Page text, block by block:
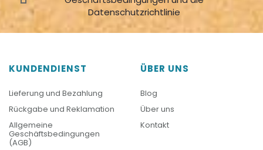
Datenschutzrichtlinie
KUNDENDIENST
Lieferung und Bezahlung
Rückgabe und Reklamation
Allgemeine
Geschäftsbedingungen
(AGB)
ÜBER UNS
Blog
Über uns
Kontakt